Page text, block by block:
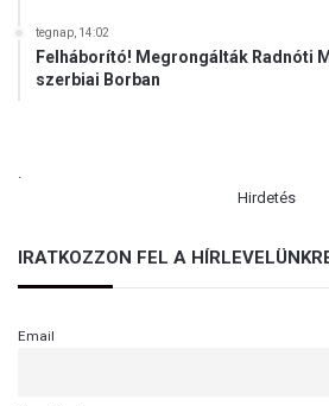
tegnap, 14:02
Felháborító! Megrongálták Radnóti
szerbiai Borban
Hirdetés
IRATKOZZON FEL A
Email